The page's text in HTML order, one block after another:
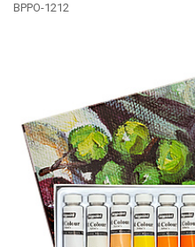
BPPO-1212